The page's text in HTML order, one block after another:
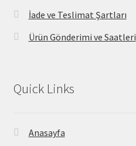
İade ve Teslimat Şartları
Ürün Gönderimi ve Saatleri
Quick Links
Anasayfa